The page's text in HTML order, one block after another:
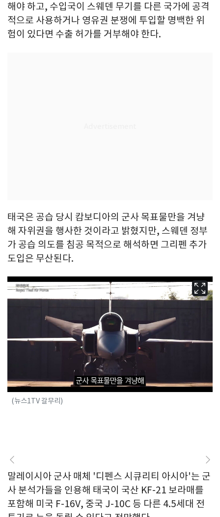
해야 하고, 수입국이 스웨덴 무기를 다른 국가에 공격
적으로 사용하거나 영유권 분쟁에 투입할 명백한 위
험이 있다면 수출 허가를 거부해야 한다.
태국은 공습 당시 캄보디아의 군사 목표물만을 겨냥
해 자위권을 행사한 것이라고 밝혔지만, 스웨덴 정부
가 공습 의도를 침공 목적으로 해석하면 그리펜 추가
도입은 무산된다.
(뉴스1TV 갈무리)
말레이시아 군사 매체 '디펜스 시큐리티 아시아'는 군
사 분석가들을 인용해 태국이 국산 KF-21 보라매를
포함해 미국 F-16V, 중국 J-10C 등 다른 4.5세대 전